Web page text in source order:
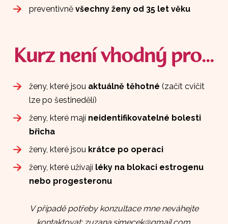
preventivněvšechny ženy od 35 let věku
Kurz není vhodný pro...
ženy, které jsou aktuálně těhotné (začít cvičit
lze po šestinedělí)
ženy, které mají neidentifikovatelné bolesti
břicha
ženy, které jsou krátce po operaci
ženy, které užívají léky na blokaci estrogenu
nebo progesteronu
V případě potřeby konzultace mne neváhejte